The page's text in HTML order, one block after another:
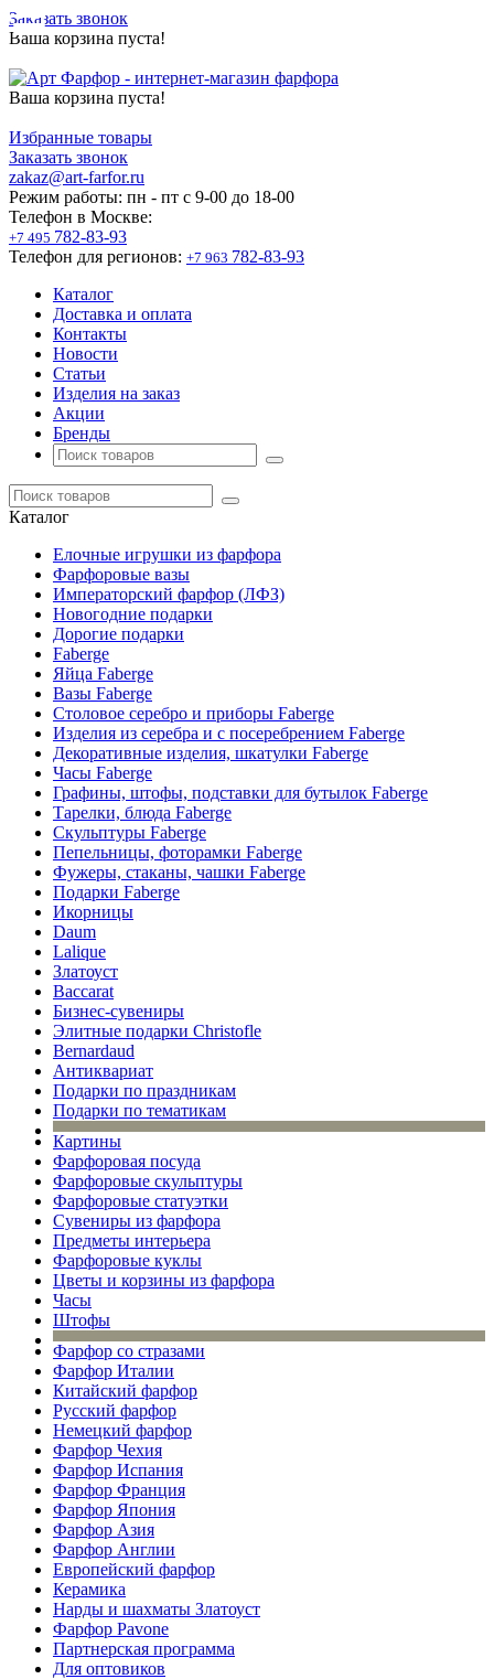
Заказать звонок
Ваша корзина пуста!
Ваша корзина пуста!
Избранные товары
Заказать звонок
zakaz@art-farfor.ru
Режим работы: пн - пт c 9-00 до 18-00
Телефон в Москве:
+7 495 782-83-93
Телефон для регионов: +7 963 782-83-93
Каталог
Доставка и оплата
Контакты
Новости
Статьи
Изделия на заказ
Акции
Бренды
Каталог
Елочные игрушки из фарфора
Фарфоровые вазы
Императорский фарфор (ЛФЗ)
Новогодние подарки
Дорогие подарки
Faberge
Яйца Faberge
Вазы Faberge
Столовое серебро и приборы Faberge
Изделия из серебра и с посеребрением Faberge
Декоративные изделия, шкатулки Faberge
Часы Faberge
Графины, штофы, подставки для бутылок Faberge
Тарелки, блюда Faberge
Скульптуры Faberge
Пепельницы, фоторамки Faberge
Фужеры, стаканы, чашки Faberge
Подарки Faberge
Икорницы
Daum
Lalique
Златоуст
Baccarat
Бизнес-сувениры
Элитные подарки Christofle
Bernardaud
Антиквариат
Подарки по праздникам
Подарки по тематикам
Картины
Фарфоровая посуда
Фарфоровые скульптуры
Фарфоровые статуэтки
Сувениры из фарфора
Предметы интерьера
Фарфоровые куклы
Цветы и корзины из фарфора
Часы
Штофы
Фарфор со стразами
Фарфор Италии
Китайский фарфор
Русский фарфор
Немецкий фарфор
Фарфор Чехия
Фарфор Испания
Фарфор Франция
Фарфор Япония
Фарфор Азия
Фарфор Англии
Европейский фарфор
Керамика
Нарды и шахматы Златоуст
Фарфор Pavone
Партнерская программа
Для оптовиков